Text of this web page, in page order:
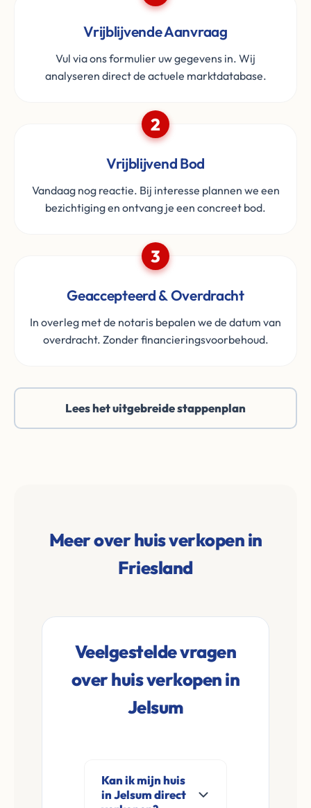
Vrijblijvende Aanvraag
Vul via ons formulier uw gegevens in. Wij
analyseren direct de actuele marktdatabase.
2
Vrijblijvend Bod
Vandaag nog reactie. Bij interesse plannen we een
bezichtiging en ontvang je een concreet bod.
3
Geaccepteerd & Overdracht
In overleg met de notaris bepalen we de datum van
overdracht. Zonder financieringsvoorbehoud.
Lees het uitgebreide stappenplan
Meer over huis verkopen in
Friesland
Veelgestelde vragen
over huis verkopen in
Jelsum
Kan ik mijn huis
in Jelsum direct